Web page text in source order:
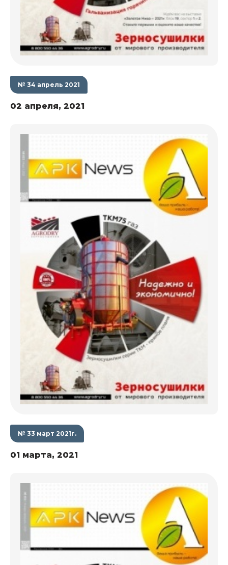
№ 34 апрель 2021
02 апреля, 2021
№ 33 март 2021г.
01 марта, 2021